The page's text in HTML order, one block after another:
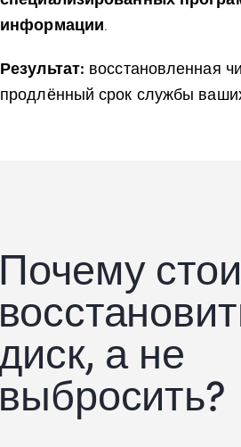
информации.
Результат: восстановленная
продлённый срок службы
а не